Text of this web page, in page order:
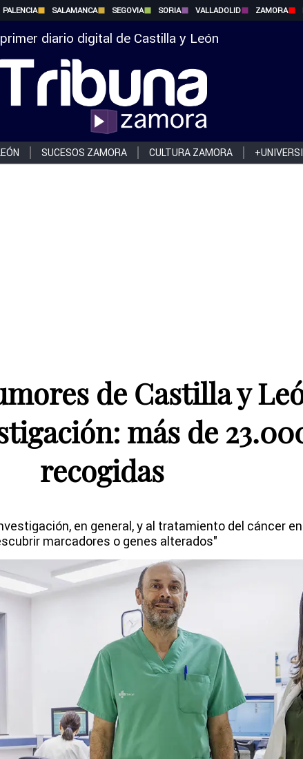
PALENCIA SALAMANCA SEGOVIA SORIA VALLADOLID ZAMORA
diario digital de Castilla y León
SUCESOS ZAMORA CULTURA ZAMORA
de Castilla y
más de
recogidas
en general, y al tratamiento del cáncer
marcadores o genes alterados"